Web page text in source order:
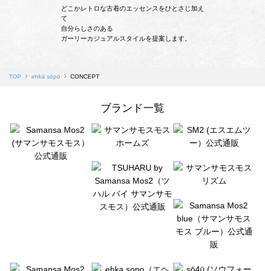
どこかレトロな古着のエッセンスをひとさじ加え
て
自分らしさのある
ガーリーカジュアルスタイルを提案します。
TOP ehkä söpö CONCEPT
ブランド一覧